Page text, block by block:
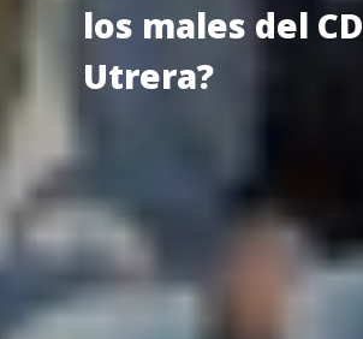
los males del CD
Utrera?